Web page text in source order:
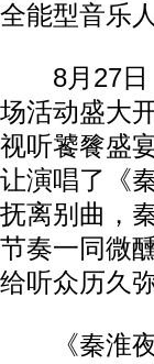
全能型音乐
8月27日，
场活动盛大
视听饕餮盛
让演唱了《
抚离别曲，
节奏一同微
给听众历久
《秦淮夜